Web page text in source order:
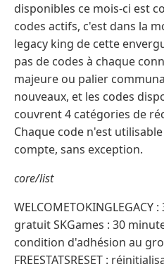
disponibles ce mois-ci est
codes actifs, c'est dans la
legacy king de cette
pas de codes à chaque
majeure ou palier
nouveaux, et les codes
couvrent 4 catégories de
Chaque code n'est
compte, sans exception.
core/list
WELCOMETOKINGLEGACY
gratuit SKGames : 30
condition d'adhésion au
FREESTATSRESET :